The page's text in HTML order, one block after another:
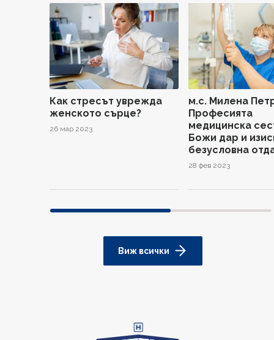
Как стресът уврежда
женското сърце?
26 мар 2023
м.с. Милена
Професията
медицинска
Божи дар и
безусловна
28 фев 2023
Виж всички